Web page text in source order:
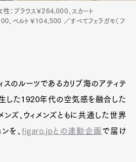
Fashion
：ブラウス￥264,000、スカート
、ベルト￥104,500 ／すべてフェラガモ（フ
スのルーツであるカリブ海のアティテ
生した1920年代の空気感を融合した
ンズ、ウィメンズともに共通した世界
を、figaro.jpとの連動企画 で届け